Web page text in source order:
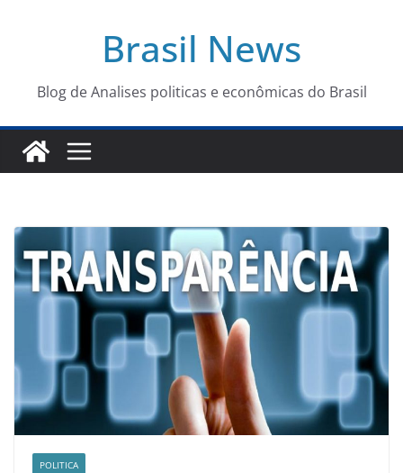
conteúdo
Brasil News
Blog de Analises politicas e econômicas do Brasil
POLITICA